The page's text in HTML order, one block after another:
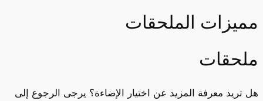
مميزات الملحقات
ملحقات
هل تريد معرفة المزيد عن اختيار الإضاءة؟ يرجى الرجوع إلى